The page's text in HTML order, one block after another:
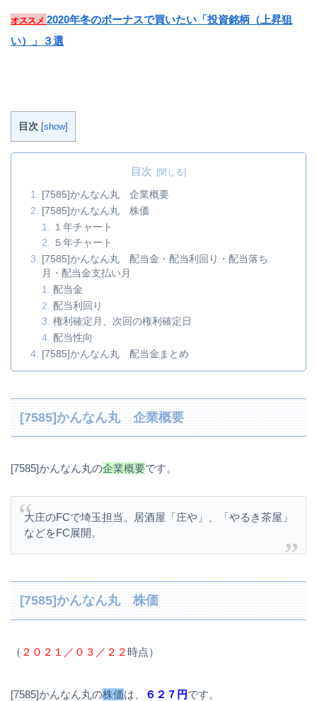
オススメ 2020年冬のボーナスで買いたい「投資銘柄（上昇狙
い）」３選
目次 [show]
目次
[7585]かんなん丸 企業概要
[7585]かんなん丸 株価
１年チャート
５年チャート
[7585]かんなん丸 配当金・配当利回り・配当落ち
月・配当金支払い月
配当金
配当利回り
権利確定月、次回の権利確定日
配当性向
[7585]かんなん丸 配当金まとめ
[7585]かんなん丸 企業概要
[7585]かんなん丸の企業概要です。
大庄のFCで埼玉担当。居酒屋「庄や」、「やるき茶屋」
などをFC展開。
[7585]かんなん丸 株価
（ ２０２１／０３／２２時点）
[7585]かんなん丸の株価は、 ６２７円です。